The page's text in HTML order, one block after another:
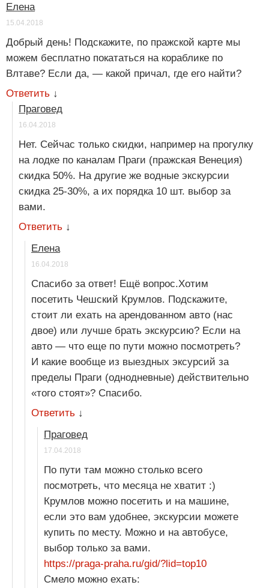
Елена
15.04.2018
Добрый день! Подскажите, по пражской карте мы
можем бесплатно покататься на кораблике по
Влтаве? Если да, — какой причал, где его найти?
Ответить ↓
Праговед
16.04.2018
Нет. Сейчас только скидки, например на прогулку
на лодке по каналам Праги (пражская Венеция)
скидка 50%. На другие же водные экскурсии
скидка 25-30%, а их порядка 10 шт. выбор за
вами.
Ответить ↓
Елена
16.04.2018
Спасибо за ответ! Ещё вопрос.Хотим
посетить Чешский Крумлов. Подскажите,
стоит ли ехать на арендованном авто (нас
двое) или лучше брать экскурсию? Если на
авто — что еще по пути можно посмотреть?
И какие вообще из выездных эксурсий за
пределы Праги (однодневные) действительно
«того стоят»? Спасибо.
Ответить ↓
Праговед
17.04.2018
По пути там можно столько всего
посмотреть, что месяца не хватит :)
Крумлов можно посетить и на машине,
если это вам удобнее, экскурсии можете
купить по месту. Можно и на автобусе,
выбор только за вами.
https://praga-praha.ru/gid/?lid=top10
Смело можно ехать: